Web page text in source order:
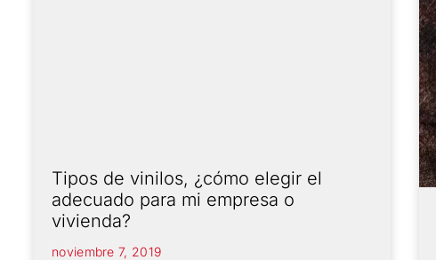
Tipos de vinilos, ¿cómo elegir el
adecuado para mi empresa o
vivienda?
noviembre 7, 2019